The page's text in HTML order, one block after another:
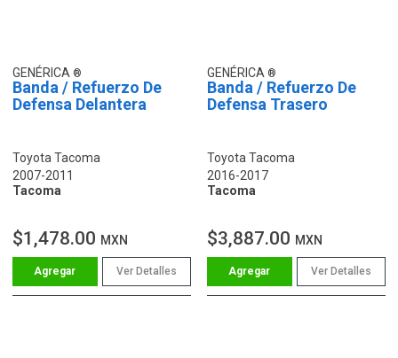
GENÉRICA
Banda / Refuerzo De
Defensa Delantera
Toyota Tacoma
2007-2011
Tacoma
$1,478.00 MXN
Ver Detalles
GENÉRICA
Banda / Refuerzo De
Defensa Trasero
Toyota Tacoma
2016-2017
Tacoma
$3,887.00 MXN
Ver Detalles